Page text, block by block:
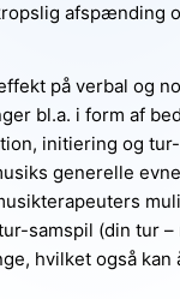
afspænding
på verbal og
bl.a. i form af
initiering og
generelle
samspil (din tur
hvilket også kan